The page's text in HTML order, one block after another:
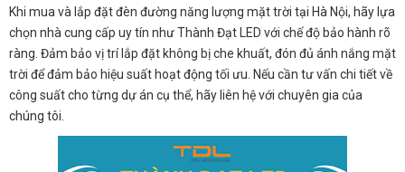
Khi mua và lắp đặt đèn đường năng lượng mặt trời tại Hà Nội, hãy lựa
chọn nhà cung cấp uy tín như Thành Đạt LED với chế độ bảo hành rõ
ràng. Đảm bảo vị trí lắp đặt không bị che khuất, đón đủ ánh nắng mặt
trời để đảm bảo hiệu suất hoạt động tối ưu. Nếu cần tư vấn chi tiết về
công suất cho từng dự án cụ thể, hãy liên hệ với chuyên gia của
chúng tôi.